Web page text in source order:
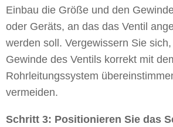
Einbau die Größe und den
oder Geräts, an das das Ventil
werden soll. Vergewissern Sie
Gewinde des Ventils korrekt mit
Rohrleitungssystem
vermeiden.
Schritt 3: Positionieren Sie das